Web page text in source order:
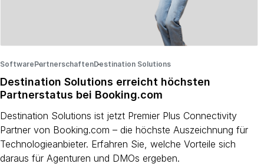
Software ·
Partnerschaften ·
Destination Solutions
Destination Solutions erreicht höchsten
Partnerstatus bei Booking.com
Destination Solutions ist jetzt Premier Plus Connectivity
Partner von Booking.com – die höchste Auszeichnung für
Technologieanbieter. Erfahren Sie, welche Vorteile sich
daraus für Agenturen und DMOs ergeben.